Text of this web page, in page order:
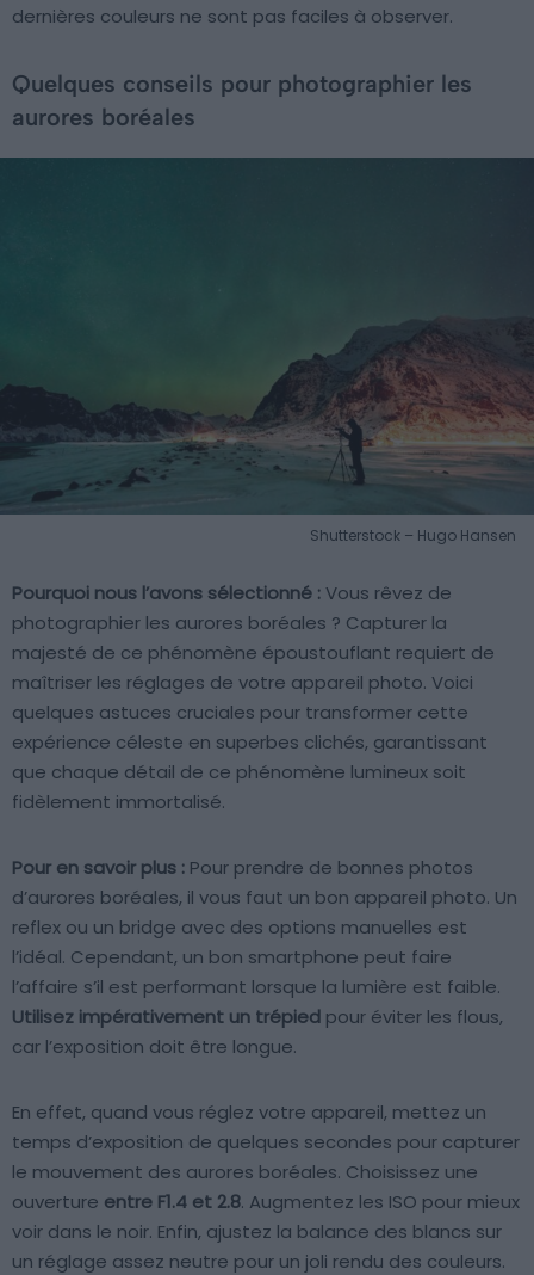
dernières couleurs ne sont pas faciles à observer.
Quelques conseils pour photographier les
aurores boréales
Shutterstock – Hugo Hansen
Pourquoi nous l’avons sélectionné :Vous rêvez de
photographier les aurores boréales ? Capturer la
majesté de ce phénomène époustouflant requiert de
maîtriser les réglages de votre appareil photo. Voici
quelques astuces cruciales pour transformer cette
expérience céleste en superbes clichés, garantissant
que chaque détail de ce phénomène lumineux soit
fidèlement immortalisé.
Pour en savoir plus : Pour prendre de bonnes photos
d’aurores boréales, il vous faut un bon appareil photo. Un
reflex ou un bridge avec des options manuelles est
l’idéal. Cependant, un bon smartphone peut faire
l’affaire s’il est performant lorsque la lumière est faible.
Utilisez impérativement un trépied pour éviter les flous,
car l’exposition doit être longue.
En effet, quand vous réglez votre appareil, mettez un
temps d’exposition de quelques secondes pour capturer
le mouvement des aurores boréales. Choisissez une
ouverture entre F1.4 et 2.8. Augmentez les ISO pour mieux
voir dans le noir. Enfin, ajustez la balance des blancs sur
un réglage assez neutre pour un joli rendu des couleurs.